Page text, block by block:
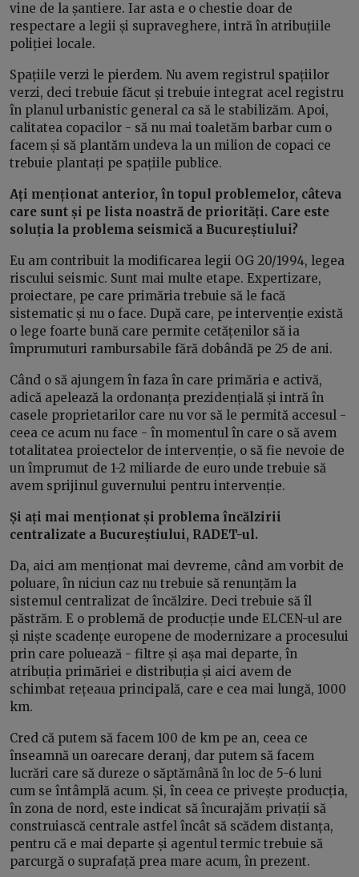
vine de la șantiere. Iar asta e o chestie doar de
respectare a legii și supraveghere, intră în atribuțiile
poliției locale.
Spațiile verzi le pierdem. Nu avem registrul spațiilor
verzi, deci trebuie făcut și trebuie integrat acel registru
în planul urbanistic general ca să le stabilizăm. Apoi,
calitatea copacilor - să nu mai toaletăm barbar cum o
facem și să plantăm undeva la un milion de copaci ce
trebuie plantați pe spațiile publice.
Ați menționat anterior, în topul problemelor, câteva
care sunt și pe lista noastră de priorități. Care este
soluția la problema seismică a Bucureștiului?
Eu am contribuit la modificarea legii OG 20/1994, legea
riscului seismic. Sunt mai multe etape. Expertizare,
proiectare, pe care primăria trebuie să le facă
sistematic și nu o face. După care, pe intervenție există
o lege foarte bună care permite cetățenilor să ia
împrumuturi rambursabile fără dobândă pe 25 de ani.
Când o să ajungem în faza în care primăria e activă,
adică apelează la ordonanța prezidențială și intră în
casele proprietarilor care nu vor să le permită accesul -
ceea ce acum nu face - în momentul în care o să avem
totalitatea proiectelor de intervenție, o să fie nevoie de
un împrumut de 1-2 miliarde de euro unde trebuie să
avem sprijinul guvernului pentru intervenție.
Și ați mai menționat și problema încălzirii
centralizate a Bucureștiului, RADET-ul.
Da, aici am menționat mai devreme, când am vorbit de
poluare, în niciun caz nu trebuie să renunțăm la
sistemul centralizat de încălzire. Deci trebuie să îl
păstrăm. E o problemă de producție unde ELCEN-ul are
și niște scadențe europene de modernizare a procesului
prin care poluează - filtre și așa mai departe, în
atribuția primăriei e distribuția și aici avem de
schimbat rețeaua principală, care e cea mai lungă, 1000
km.
Cred că putem să facem 100 de km pe an, ceea ce
înseamnă un oarecare deranj, dar putem să facem
lucrări care să dureze o săptămână în loc de 5-6 luni
cum se întâmplă acum. Și, în ceea ce privește producția,
în zona de nord, este indicat să încurajăm privații să
construiască centrale astfel încât să scădem distanța,
pentru că e mai departe și agentul termic trebuie să
parcurgă o suprafață prea mare acum, în prezent.